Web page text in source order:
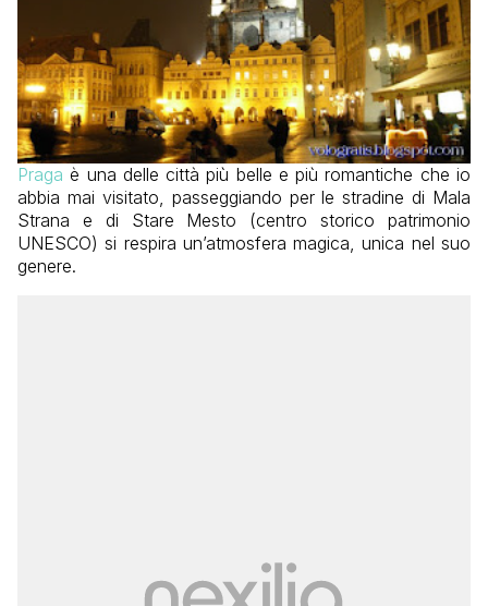
Praga è una delle città più belle e più romantiche che io
abbia mai visitato, passeggiando per le stradine di Mala
Strana e di Stare Mesto (centro storico patrimonio
UNESCO) si respira un’atmosfera magica, unica nel suo
genere.